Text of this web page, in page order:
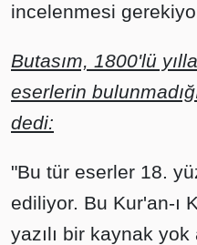
incelenmesi
Butasım, 1800'lü
eserlerin
dedi:
"Bu tür eserler 18.
ediliyor. Bu Kur'an-ı
yazılı bir kaynak